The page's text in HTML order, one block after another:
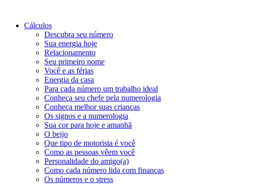
Cálculos
Descubra seu número
Sua energia hoje
Relacionamento
Seu primeiro nome
Você e as férias
Energia da casa
Para cada número um trabalho ideal
Conheça seu chefe pela numerologia
Conheça melhor suas crianças
Os signos e a numerologia
Sua cor para hoje e amanhã
O beijo
Que tipo de motorista é você
Como as pessoas vêem você
Personalidade do amigo(a)
Como cada número lida com finanças
Os números e o stress